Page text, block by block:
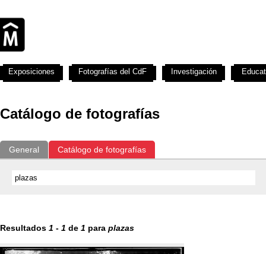
Catálogo de fotografías
General Catálogo de fotografías
Resultados 1 - 1 de 1 para plazas
Exposiciones Fotografías del CdF Investigación